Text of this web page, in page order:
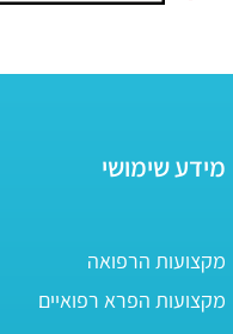
מידע שימושי
מקצועות הרפואה
מקצועות הפרא רפואיים